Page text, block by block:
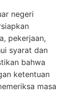
negeri
pekerjaan,
syarat dan
bahwa
ketentuan
masa